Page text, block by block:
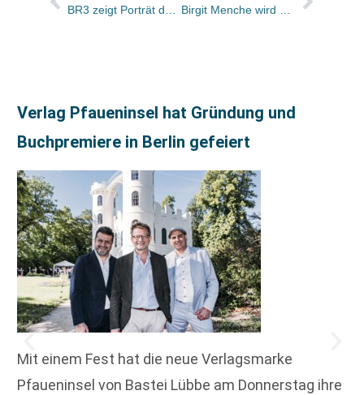
Verlag Pfaueninsel hat Gründung und
Buchpremiere in Berlin gefeiert
Mit einem Fest hat die neue Verlagsmarke
Pfaueninsel von Bastei Lübbe am Donnerstag ihre